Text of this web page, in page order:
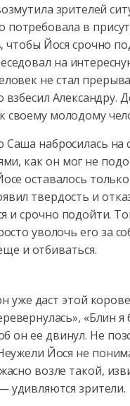
зрителей
в
чтобы Йося срочно
на
не стал
взбесил Александру.
своему молодому
Саша набросилась
как он мог не
оставалось
твердость и
и срочно подойти.
уволочь его за
и отбиваться.
уже даст этой
«Блин
он ее двинул. Не
Йося не
возле такой,
удивляются зрители.